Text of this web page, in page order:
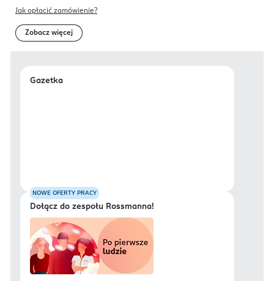
Jak opłacić zamówienie?
Zobacz więcej
Gazetka
NOWE OFERTY PRACY
Dołącz do zespołu Rossmanna!